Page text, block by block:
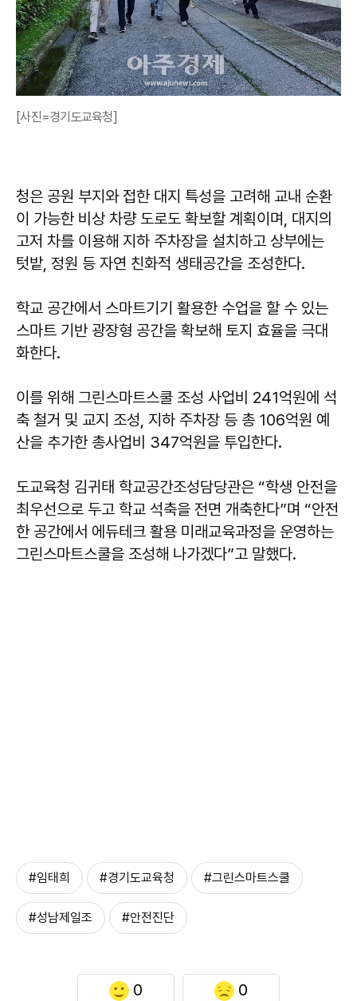
[사진=경기도교육청]
청은 공원 부지와 접한 대지 특성을 고려해 교내 순환
이 가능한 비상 차량 도로도 확보할 계획이며, 대지의
고저 차를 이용해 지하 주차장을 설치하고 상부에는
텃밭, 정원 등 자연 친화적 생태공간을 조성한다.
학교 공간에서 스마트기기 활용한 수업을 할 수 있는
스마트 기반 광장형 공간을 확보해 토지 효율을 극대
화한다.
이를 위해 그린스마트스쿨 조성 사업비 241억원에 석
축 철거 및 교지 조성, 지하 주차장 등 총 106억원 예
산을 추가한 총사업비 347억원을 투입한다.
도교육청 김귀태 학교공간조성담당관은 “학생 안전을
최우선으로 두고 학교 석축을 전면 개축한다”며 “안전
한 공간에서 에듀테크 활용 미래교육과정을 운영하는
그린스마트스쿨을 조성해 나가겠다”고 말했다.
#임태희 #경기도교육청 #그린스마트스쿨
#성남제일조 #안전진단
0 0